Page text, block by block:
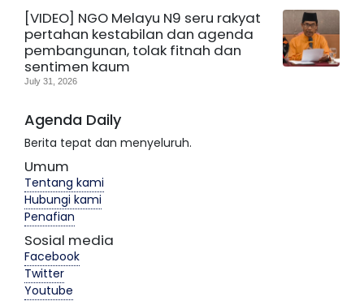
[VIDEO] NGO Melayu N9 seru rakyat
pertahan kestabilan dan agenda
pembangunan, tolak fitnah dan
sentimen kaum
July 31, 2026
Agenda Daily
Berita tepat dan menyeluruh.
Umum
Tentang kami
Hubungi kami
Penafian
Sosial media
Facebook
Twitter
Youtube